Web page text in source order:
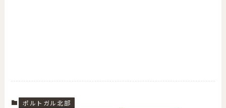
ポルトガル北部